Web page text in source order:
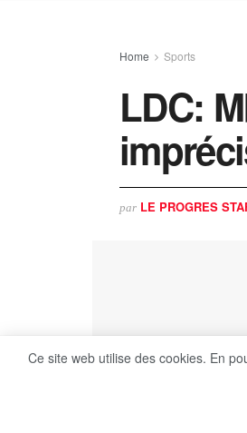
Home Sports
LDC:
par LE PROGRES
Ce site web utilise des cookies. En